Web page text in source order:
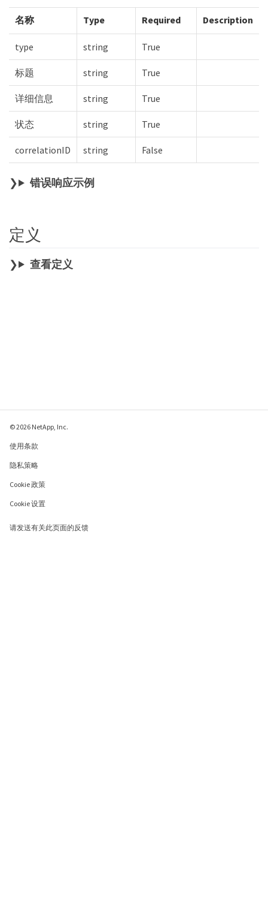
名称 Type Required Description
type string True
标题 string True
详细信息 string True
状态 string True
correlationID string False
错误响应示例
定义
查看定义
© 2026 NetApp, Inc.
使用条款
隐私策略
Cookie 政策
Cookie 设置
请发送有关此页面的反馈